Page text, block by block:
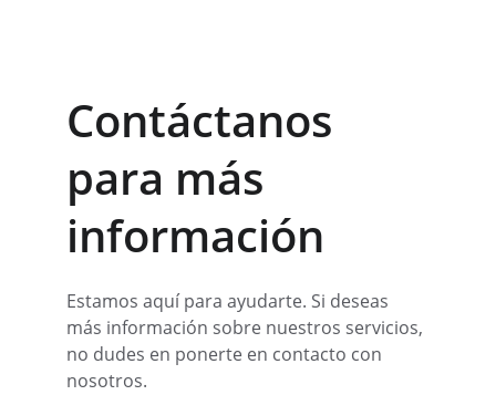
Contáctanos
para más
información
Estamos aquí para ayudarte. Si deseas
más información sobre nuestros servicios,
no dudes en ponerte en contacto con
nosotros.